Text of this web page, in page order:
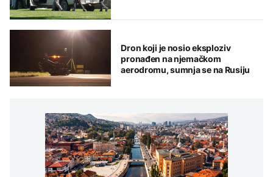
Dron koji je nosio eksploziv
pronađen na njemačkom
aerodromu, sumnja se na Rusiju